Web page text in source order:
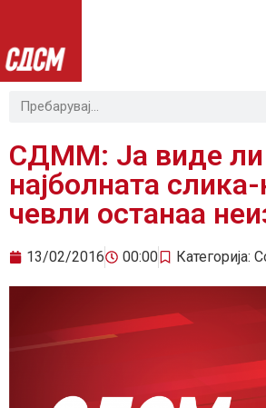
СДММ: Ја виде ли
најболната
чевли останаа
13/02/2016 00:00 Категорија: